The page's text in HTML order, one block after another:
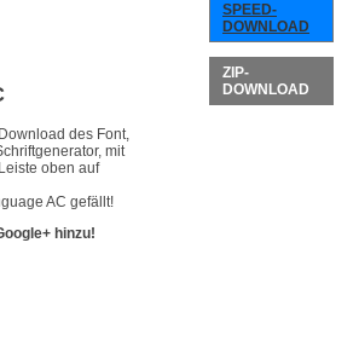
SPEED-
DOWNLOAD
ZIP-
DOWNLOAD
des Font,
mit
oben auf
AC gefällt!
hinzu!